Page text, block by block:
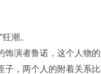
潮。
饰演者鲁诺，这个人物的
子，两个人的附着关系比